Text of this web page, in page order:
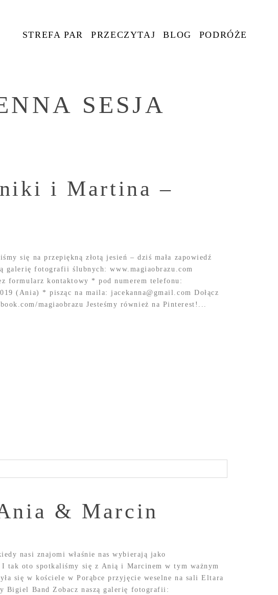
STREFA PAR PRZECZYTAJ BLOG PODRÓŻE
SESJA
i Martina –
się na przepiękną złotą jesień – dziś mała zapowiedź
galerię fotografii ślubnych: www.magiaobrazu.com
formularz kontaktowy * pod numerem telefonu:
(Ania) * pisząc na maila: jacekanna@gmail.com Dołącz
magiaobrazu Jesteśmy również na Pinterest!...
& Marcin
nasi znajomi właśnie nas wybierają jako
tak oto spotkaliśmy się z Anią i Marcinem w tym ważnym
się w kościele w Porąbce przyjęcie weselne na sali Eltara
Bigiel Band Zobacz naszą galerię fotografii: